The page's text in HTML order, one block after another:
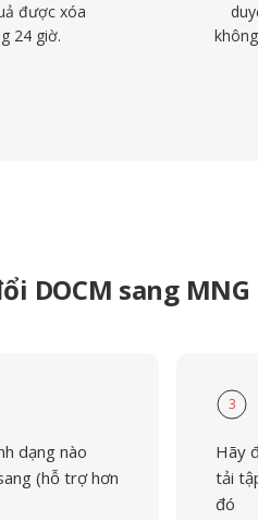
được xóa
24 giờ.
DOCM sang MNG
dạng nào
(hỗ trợ hơn
3
Hãy
tải
đó